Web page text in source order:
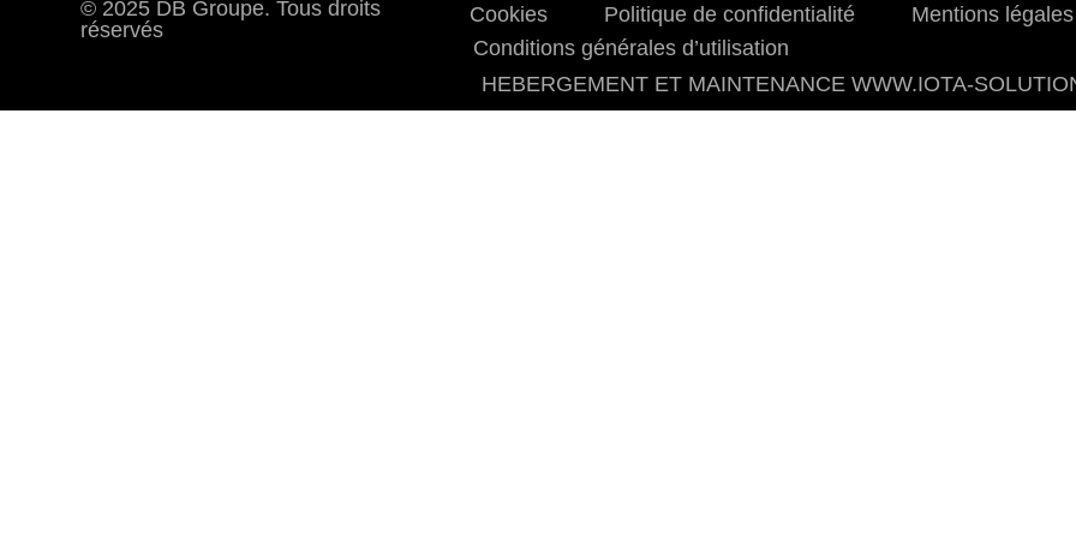
© 2025 DB Groupe. Tous droits
réservés
Cookies Politique de confidentialité
Mentions légales
Conditions générales d’utilisation
HEBERGEMENT ET MAINTENANCE WWW.IOTA-